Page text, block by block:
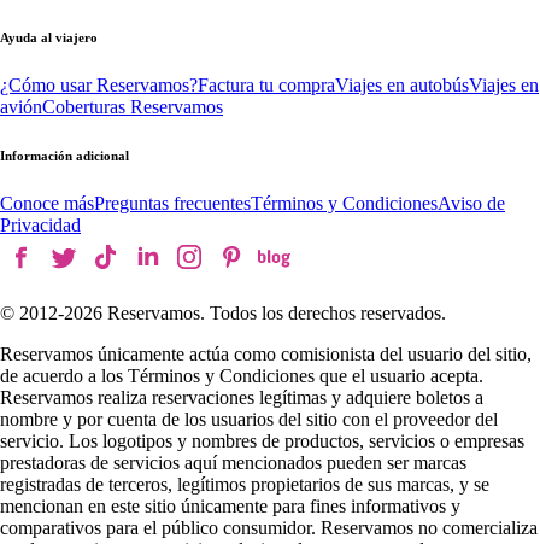
Ayuda al viajero
¿Cómo usar Reservamos?Factura tu compraViajes en autobúsViajes en
aviónCoberturas Reservamos
Información adicional
Conoce másPreguntas frecuentesTérminos y CondicionesAviso de
Privacidad
© 2012-2026 Reservamos. Todos los derechos reservados.
Reservamos únicamente actúa como comisionista del usuario del sitio,
de acuerdo a los Términos y Condiciones que el usuario acepta.
Reservamos realiza reservaciones legítimas y adquiere boletos a
nombre y por cuenta de los usuarios del sitio con el proveedor del
servicio. Los logotipos y nombres de productos, servicios o empresas
prestadoras de servicios aquí mencionados pueden ser marcas
registradas de terceros, legítimos propietarios de sus marcas, y se
mencionan en este sitio únicamente para fines informativos y
comparativos para el público consumidor. Reservamos no comercializa